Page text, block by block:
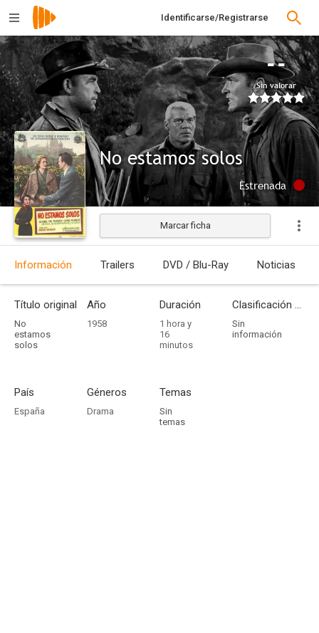
Identificarse/Registrarse
--
Sin valorar
No estamos solos
Estrenada
Marcar ficha
Información Trailers DVD / Blu-Ray Noticias
Título original
No
estamos
solos
Año
1958
Duración
1 hora y
16
minutos
Clasificación por edades
Sin
información
País
España
Géneros
Drama
Temas
Sin
temas